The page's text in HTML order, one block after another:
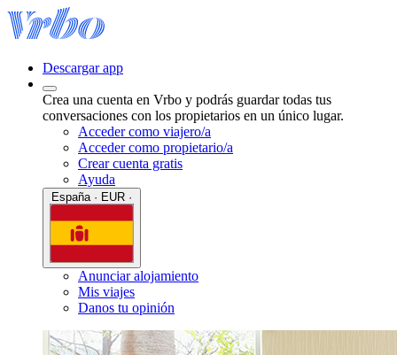
Descargar app
Crea una cuenta en Vrbo y podrás guardar todas tus
conversaciones con los propietarios en un único lugar.
Acceder como viajero/a
Acceder como propietario/a
Crear cuenta gratis
Ayuda
Anunciar alojamiento
Mis viajes
Danos tu opinión